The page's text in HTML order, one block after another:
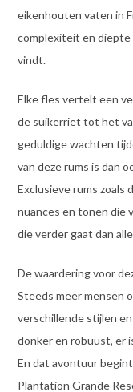
eikenhouten vaten in
complexiteit en diepte
vindt.
Elke fles vertelt een
de suikerriet tot het
geduldige wachten
van deze rums is dan
Exclusieve rums zoals
nuances en tonen die
die verder gaat dan
De waardering voor
Steeds meer mensen
verschillende stijlen
donker en robuust, er
En dat avontuur
Plantation Grande